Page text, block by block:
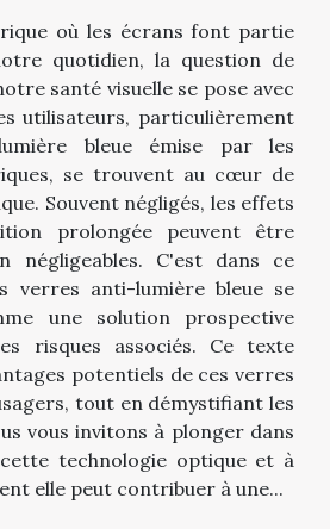
où les écrans font partie
quotidien, la question de
santé visuelle se pose avec
utilisateurs, particulièrement
bleue émise par les
se trouvent au cœur de
Souvent négligés, les effets
prolongée peuvent être
négligeables. C'est dans ce
verres anti-lumière bleue se
une solution prospective
risques associés. Ce texte
potentiels de ces verres
tout en démystifiant les
vous invitons à plonger dans
technologie optique et à
elle peut contribuer à une...